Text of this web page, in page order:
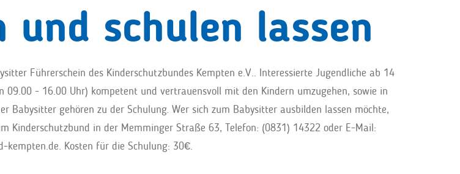
schulen lassen
Führerschein des Kinderschutzbundes Kempten e.V.. Interessierte Jugendliche ab 14
09.00 - 16.00 Uhr) kompetent und vertrauensvoll mit den Kindern umzugehen, sowie in
Babysitter gehören zu der Schulung. Wer sich zum Babysitter ausbilden lassen möchte,
Kinderschutzbund in der Memminger Straße 63, Telefon: (0831) 14322 oder E-Mail:
kempten.de. Kosten für die Schulung: 30€.